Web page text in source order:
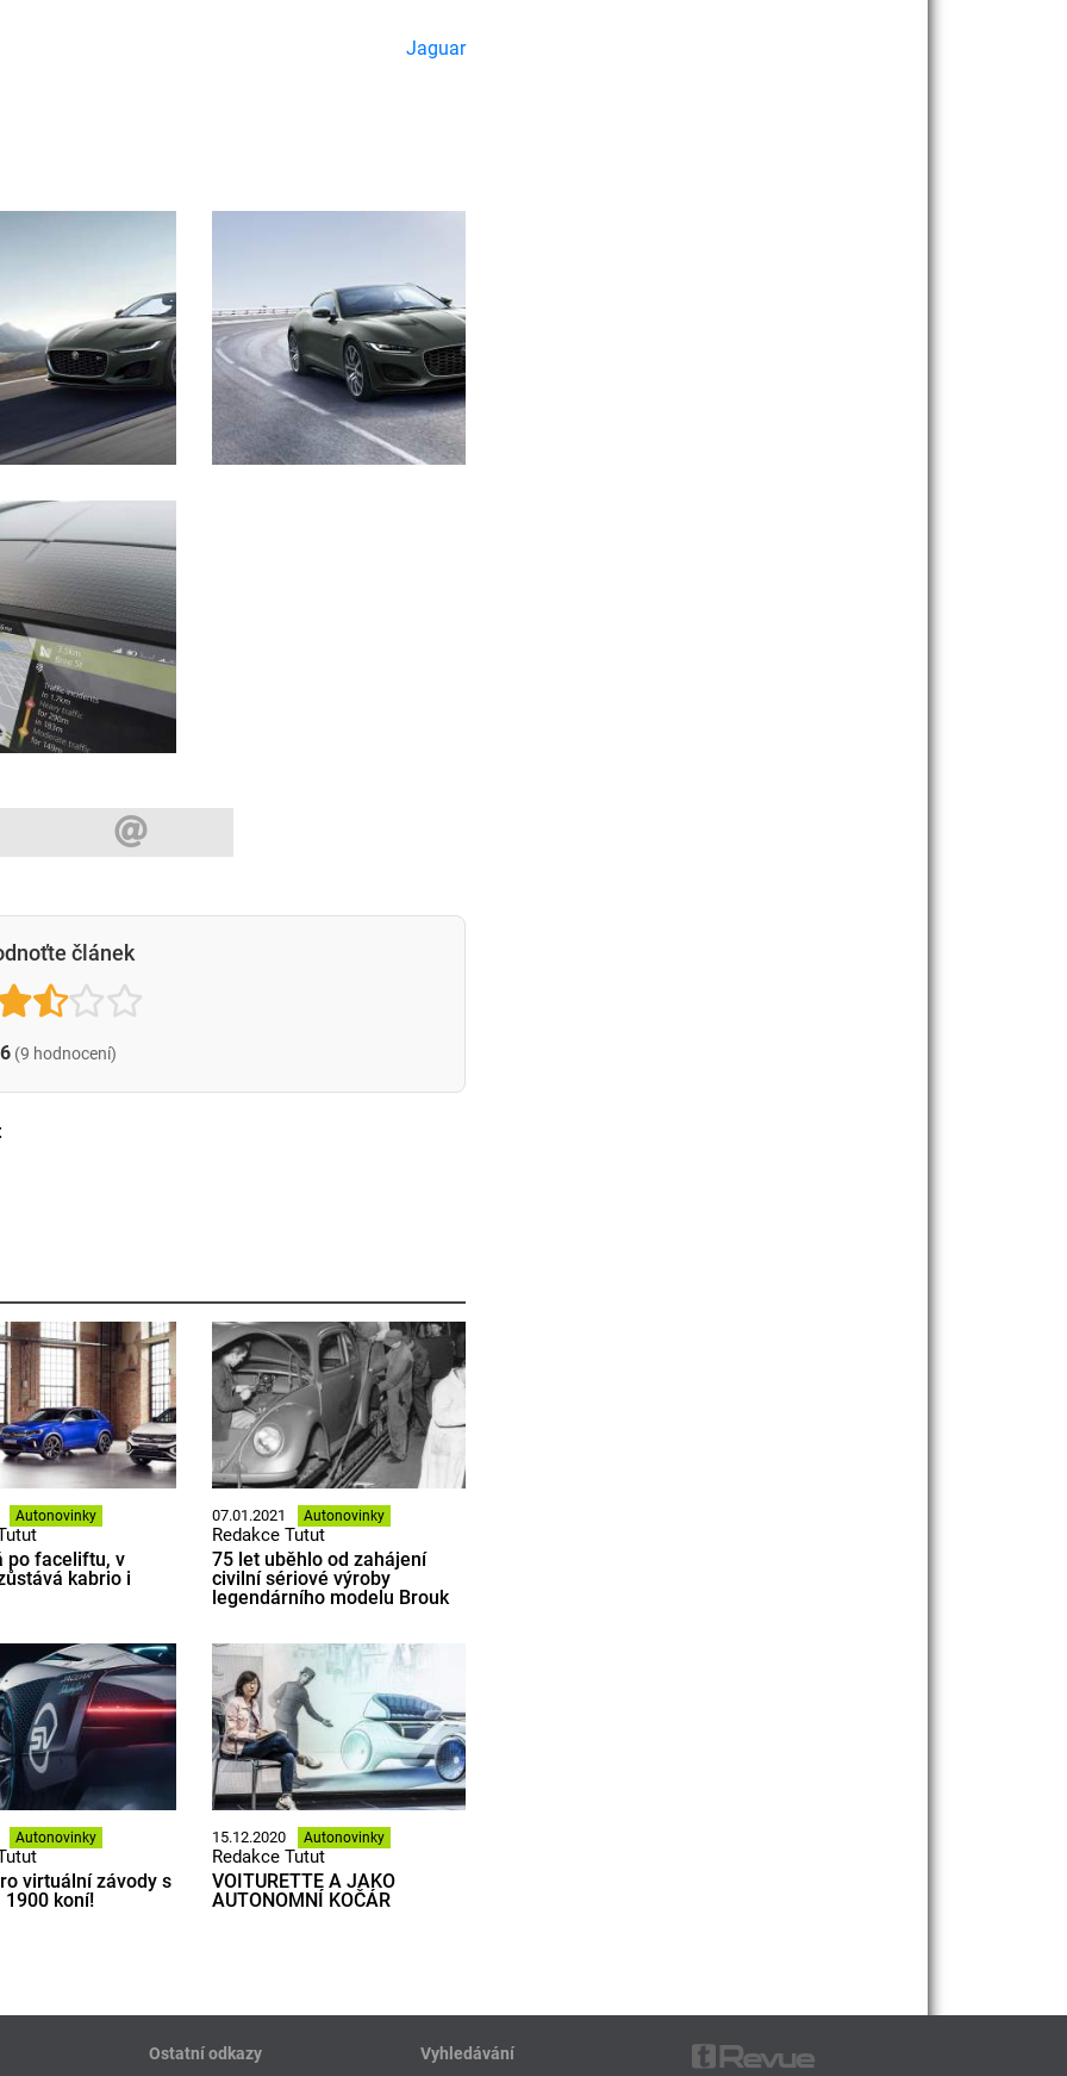
Jaguar
článek
(9 hodnocení)
Autonovinky
po faceliftu, v
kabrio i
07.01.2021 Autonovinky
Redakce Tutut
75 let uběhlo od zahájení
civilní sériové výroby
legendárního modelu Brouk
Autonovinky
virtuální závody s
1900 koní!
15.12.2020 Autonovinky
Redakce Tutut
VOITURETTE A JAKO
AUTONOMNÍ KOČÁR
Ostatní odkazy Vyhledávání